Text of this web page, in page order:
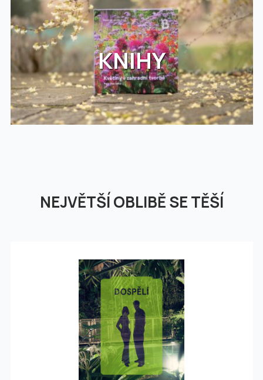
KNIHY
NEJVĚTŠÍ OBLIBĚ SE TĚŠÍ